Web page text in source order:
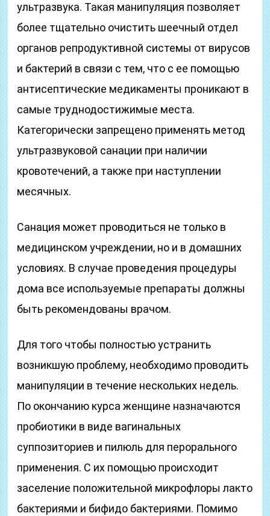
ультразвука. Такая манипуляция позволяет
более тщательно очистить шеечный отдел
органов репродуктивной системы от вирусов
и бактерий в связи с тем, что с ее помощью
антисептические медикаменты проникают в
самые труднодостижимые места.
Категорически запрещено применять метод
ультразвуковой санации при наличии
кровотечений, а также при наступлении
месячных.
Санация может проводиться не только в
медицинском учреждении, но и в домашних
условиях. В случае проведения процедуры
дома все используемые препараты должны
быть рекомендованы врачом.
Для того чтобы полностью устранить
возникшую проблему, необходимо проводить
манипуляции в течение нескольких недель.
По окончанию курса женщине назначаются
пробиотики в виде вагинальных
суппозиториев и пилюль для перорального
применения. С их помощью происходит
заселение положительной микрофлоры лакто
бактериями и бифидо бактериями. Помимо